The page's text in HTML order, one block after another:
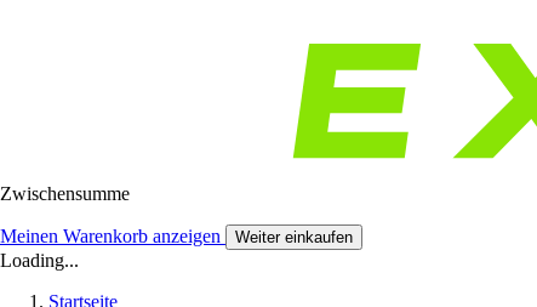
Zwischensumme
Meinen Warenkorb anzeigen Weiter einkaufen
Loading...
Startseite